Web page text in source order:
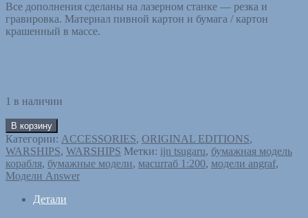
Все дополнения сделаны на лазерном станке — резка и
гравировка. Материал пивной картон и бумага / картон
крашенный в массе.
1 в наличии
В корзину
Категории: ACCESSORIES, ORIGINAL EDITIONS,
WARSHIPS, WARSHIPS Метки: ijn tsugaru, бумажная модель
корабля, бумажные модели, масштаб 1:200, модели angraf,
Модели Answer
Детали